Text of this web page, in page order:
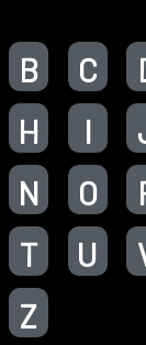
B C
H I
N O
T U
Z